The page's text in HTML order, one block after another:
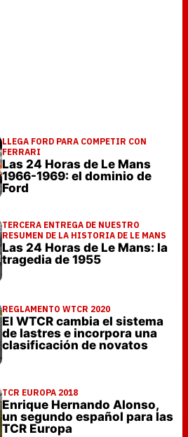
LLEGA FORD PARA COMPETIR CON
FERRARI
Las 24 Horas de Le Mans
1966-1969: el dominio de
Ford
TERCERA ENTREGA DE NUESTRO
RESUMEN DE LA HISTORIA DE LE MANS
Las 24 Horas de Le Mans: la
tragedia de 1955
REGLAMENTO WTCR 2020
El WTCR cambia el sistema
de lastres e incorpora una
clasificación de novatos
TCR EUROPA 2018
Enrique Hernando Alonso,
un segundo español para las
TCR Europa